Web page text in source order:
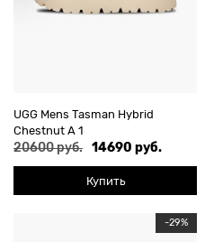
UGG Mens Tasman Hybrid
Chestnut A 1
20600 руб. 14690 руб.
Купить
-29%